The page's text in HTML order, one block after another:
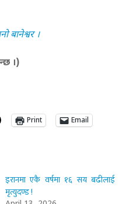
बानेश्वर ।
।)
Print Email
इरानमा एकै वर्षमा १६ सय बढीलाई
मृत्युदण्ड !